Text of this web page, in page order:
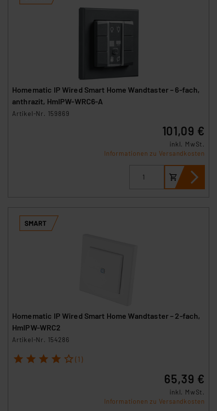
Homematic IP Wired Smart Home Wandtaster – 6-fach,
anthrazit, HmIPW-WRC6-A
Artikel-Nr. 159869
101,09 €
inkl. MwSt.
Informationen zu Versandkosten
Homematic IP Wired Smart Home Wandtaster – 2-fach,
HmIPW-WRC2
Artikel-Nr. 154286
1 2 3 4 5 (1)
65,39 €
inkl. MwSt.
Informationen zu Versandkosten